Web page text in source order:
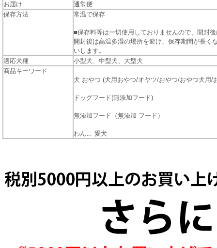
お届け
通常便
保存方法
常温で保存
■保存料等は一切使用しておりませんので、開封
開封後は高温多湿の場所を避け、保存期間が長く
いします。
適応犬種
小型犬、中型犬、大型犬
商品キーワード
犬 おやつ (犬用おやつ/オヤツ/おやつ/おやつ犬用/
ドッグフード(無添加フード)
無添加フード（無添加 フード）
わんこ 愛犬